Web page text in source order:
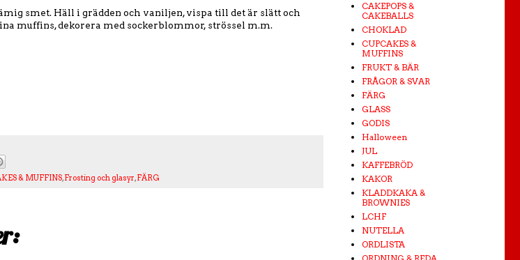
smet. Häll i grädden och vaniljen, vispa till det är slätt och
muffins, dekorera med sockerblommor, strössel m.m.
& MUFFINS,Frosting och glasyr,FÄRG
CAKEPOPS &
CAKEBALLS
CHOKLAD
CUPCAKES &
MUFFINS
FRUKT & BÄR
FRÅGOR & SVAR
FÄRG
GLASS
GODIS
Halloween
JUL
KAFFEBRÖD
KAKOR
KLADDKAKA &
BROWNIES
LCHF
NUTELLA
ORDLISTA